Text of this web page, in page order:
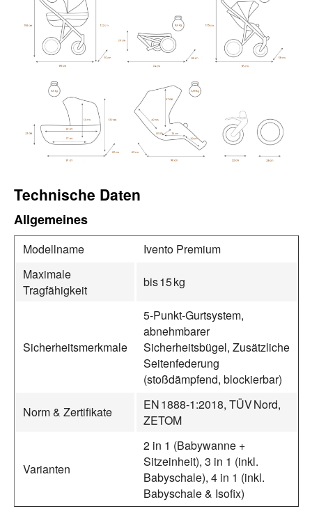
Technische Daten
Allgemeines
Modellname
Ivento Premium
Maximale
Tragfähigkeit
bis 15 kg
Sicherheitsmerkmale
5‑Punkt‑Gurtsystem,
abnehmbarer
Sicherheitsbügel, Zusätzliche
Seitenfederung
(stoßdämpfend, blockierbar)
Norm & Zertifikate
EN 1888‑1:2018, TÜV Nord,
ZETOM
Varianten
2 in 1 (Babywanne +
Sitzeinheit), 3 in 1 (inkl.
Babyschale), 4 in 1 (inkl.
Babyschale & Isofix)